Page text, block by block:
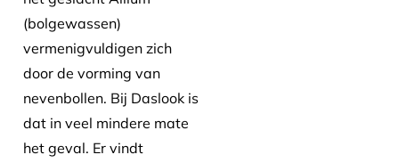
(bolgewassen)
vermenigvuldigen zich
door de vorming van
nevenbollen. Bij Daslook is
dat in veel mindere mate
het geval. Er vindt